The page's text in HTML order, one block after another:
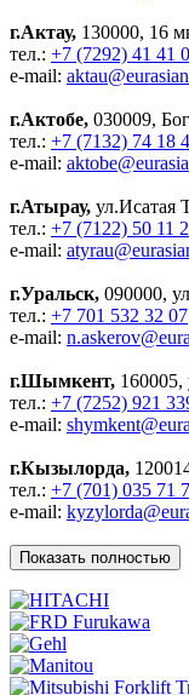
г.Актау, 130000, 16
тел.: +7 (7292) 41 41
e-mail:
г.Актобе, 030009,
тел.: +7 (7132) 74 18
e-mail:
г.Атырау, ул.Исатая
тел.: +7 (7122) 50 11
e-mail:
г.Уральск, 090000,
тел.: +7 701 532 32 07
e-mail:
г.Шымкент, 160005,
тел.: +7 (7252) 921
e-mail:
г.Кызылорда,
тел.: +7 (701) 035 71
e-mail:
Показать полностью